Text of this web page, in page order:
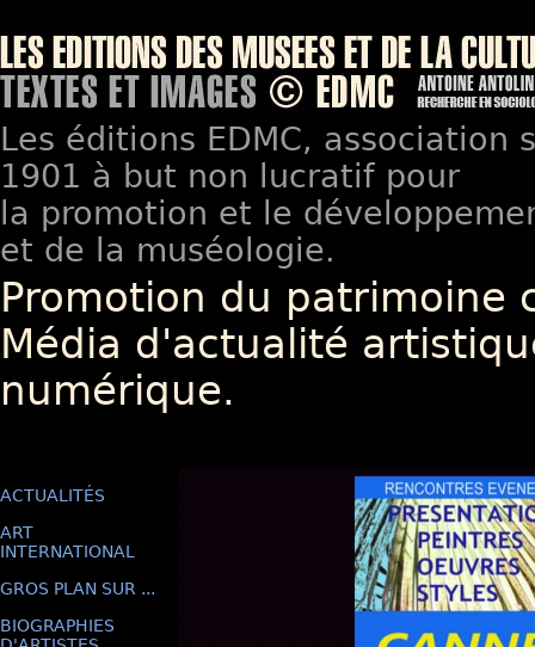
Les éditions EDMC, association
1901 à but non lucratif pour
la promotion et le
et de la muséologie.
Promotion du patrimoine
Média d'actualité
numérique.
ACTUALITÉS
ART
INTERNATIONAL
GROS PLAN SUR ...
BIOGRAPHIES